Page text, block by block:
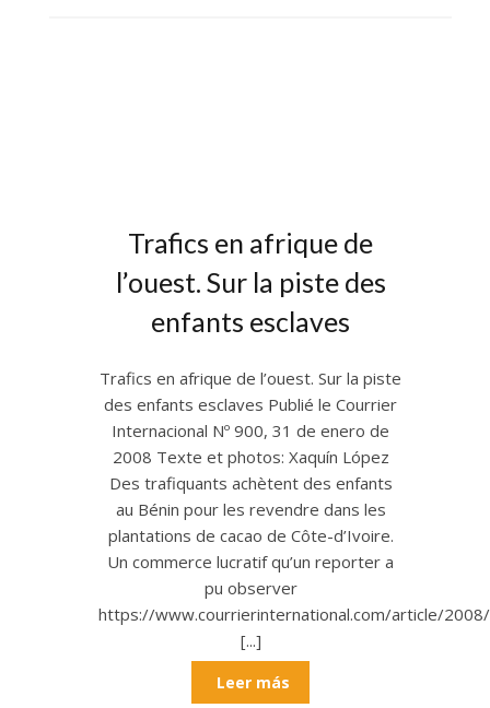
Trafics en afrique de
l’ouest. Sur la piste des
enfants esclaves
Trafics en afrique de l’ouest. Sur la piste
des enfants esclaves Publié le Courrier
Internacional Nº 900, 31 de enero de
2008 Texte et photos: Xaquín López
Des trafiquants achètent des enfants
au Bénin pour les revendre dans les
plantations de cacao de Côte-d’Ivoire.
Un commerce lucratif qu’un reporter a
pu observer
https://www.courrierinternational.com/article/
[...]
Leer más